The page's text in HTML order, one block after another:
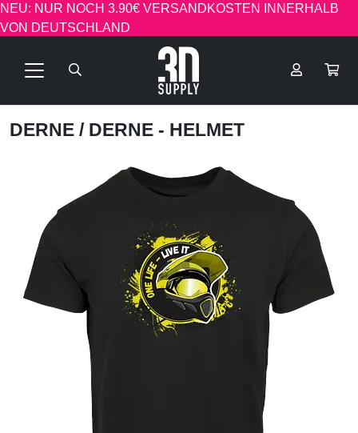
NEU: NUR NOCH 3.90€ VERSANDKOSTEN INNERHALB
VON DEUTSCHLAND
DERNE / DERNE - HELMET